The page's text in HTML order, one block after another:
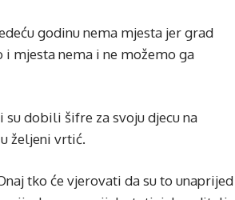
godinu nema mjesta jer grad
mjesta nema i ne možemo ga
dobili šifre za svoju djecu na
željeni vrtić.
tko će vjerovati da su to unaprijed